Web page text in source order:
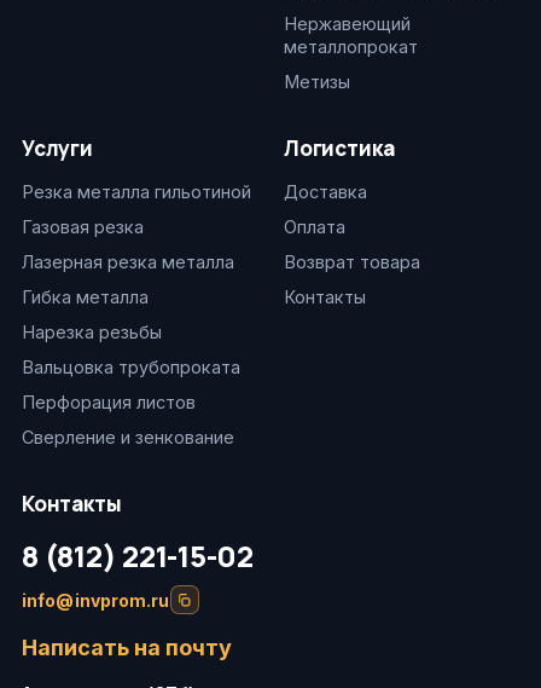
Нержавеющий
металлопрокат
Метизы
Услуги
Резка металла гильотиной
Газовая резка
Лазерная резка металла
Гибка металла
Нарезка резьбы
Вальцовка трубопроката
Перфорация листов
Сверление и зенкование
Логистика
Доставка
Оплата
Возврат товара
Контакты
Контакты
8 (812) 221-15-02
info@invprom.ru
Написать на почту